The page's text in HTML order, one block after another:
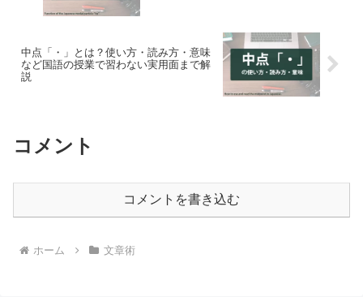
中点「・」とは？使い方・読み方・意味
など国語の授業で習わない実用面まで解
説
コメント
コメントを書き込む
ホーム 文章術